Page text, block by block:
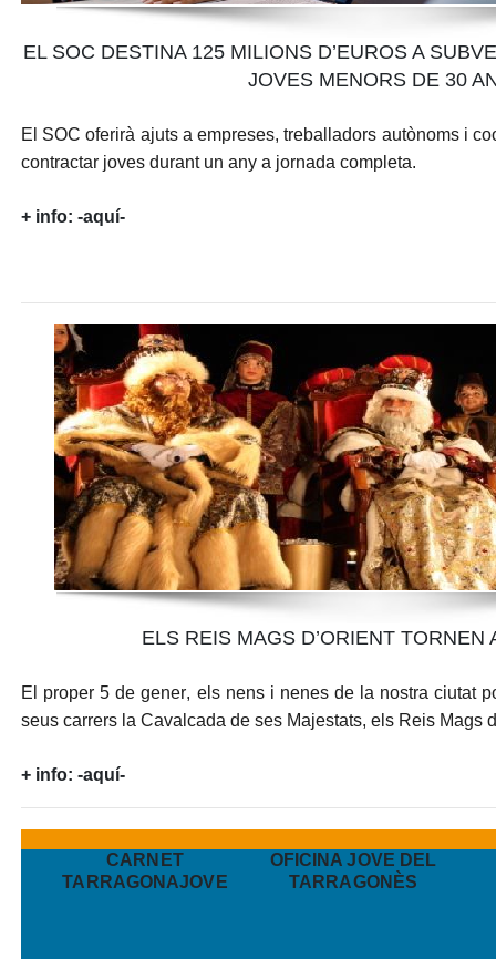
EL SOC DESTINA 125 MILIONS D’EUROS A
JOVES MENORS DE 30
El SOC oferirà ajuts a empreses, treballadors autònoms i
contractar joves durant un any a jornada completa.
+ info: -aquí-
ELS REIS MAGS D’ORIENT TORNEN
El proper5 de gener, els nens i nenes de la nostra ciutat
seus carrers la Cavalcada de ses Majestats, els Reis Mags
+ info: -aquí-
CARNET
TARRAGONAJOVE
OFICINA JOVE DEL
TARRAGONÈS